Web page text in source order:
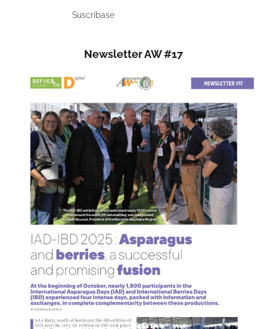
Suscríbase
Newsletter AW #17